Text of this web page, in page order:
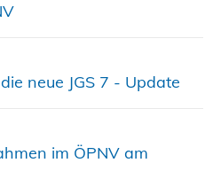
neue JGS 7 - Update
im ÖPNV am